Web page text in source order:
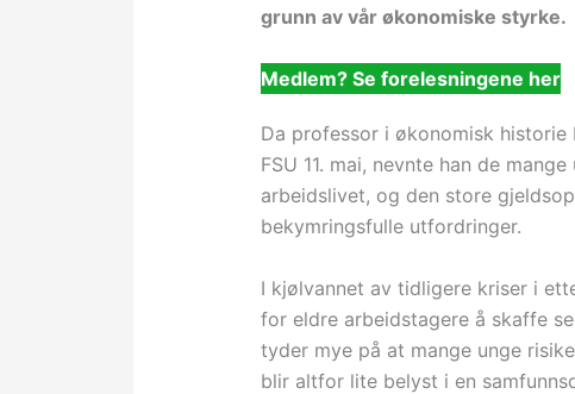
grunn av vår økonomiske styrke.
Medlem? Se forelesningene her
Da professor i økonomisk
FSU 11. mai, nevnte han de
arbeidslivet, og den store
bekymringsfulle utfordringer.
I kjølvannet av tidligere kriser i
for eldre arbeidstagere å skaffe
tyder mye på at mange unge
blir altfor lite belyst i en